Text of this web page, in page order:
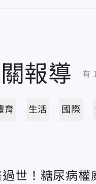
報導 有
育 生活 國際
過世！糖尿病